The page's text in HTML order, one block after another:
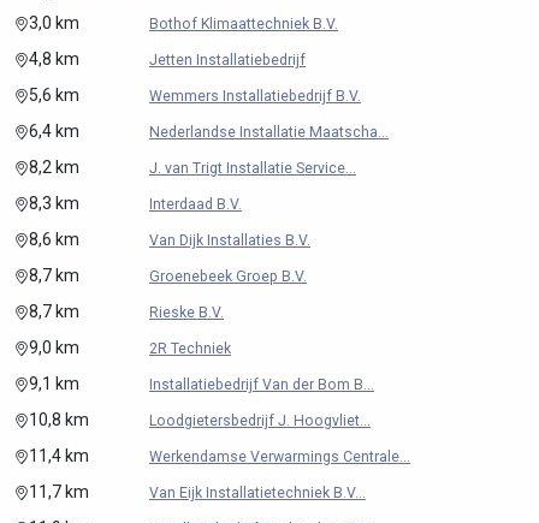
3,0 km Bothof Klimaattechniek B.V.
4,8 km Jetten Installatiebedrijf
5,6 km Wemmers Installatiebedrijf B.V.
6,4 km Nederlandse Installatie Maatscha...
8,2 km J. van Trigt Installatie Service...
8,3 km Interdaad B.V.
8,6 km Van Dijk Installaties B.V.
8,7 km Groenebeek Groep B.V.
8,7 km Rieske B.V.
9,0 km 2R Techniek
9,1 km Installatiebedrijf Van der Bom B...
10,8 km Loodgietersbedrijf J. Hoogvliet...
11,4 km Werkendamse Verwarmings Centrale...
11,7 km Van Eijk Installatietechniek B.V...